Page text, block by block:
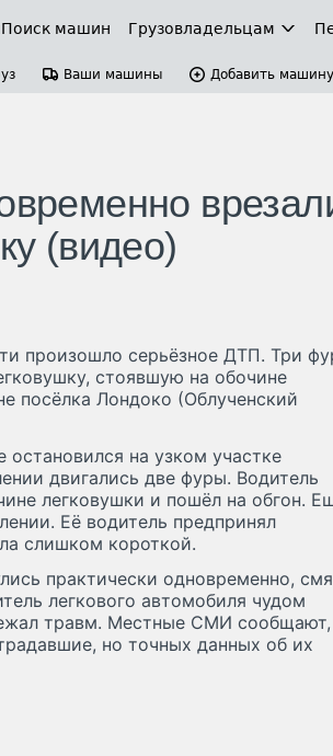
Поиск машин Грузовладельцам
Ваши машины Добавить машину
(видео)
произошло серьёзное ДТП. Три
стоявшую на обочине
посёлка Лондоко (Облученский
на узком участке
двигались две фуры. Водитель
легковушки и пошёл на обгон.
Её водитель предпринял
слишком короткой.
практически одновременно,
легкового автомобиля чудом
травм. Местные СМИ сообщают,
но точных данных об их